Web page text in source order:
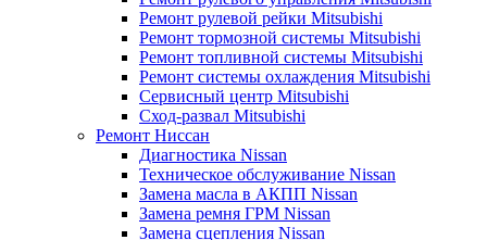
Ремонт рулевой рейки Mitsubishi
Ремонт тормозной системы Mitsubishi
Ремонт топливной системы Mitsubishi
Ремонт системы охлаждения Mitsubishi
Сервисный центр Mitsubishi
Сход-развал Mitsubishi
Ремонт Ниссан
Диагностика Nissan
Техническое обслуживание Nissan
Замена масла в АКПП Nissan
Замена ремня ГРМ Nissan
Замена сцепления Nissan